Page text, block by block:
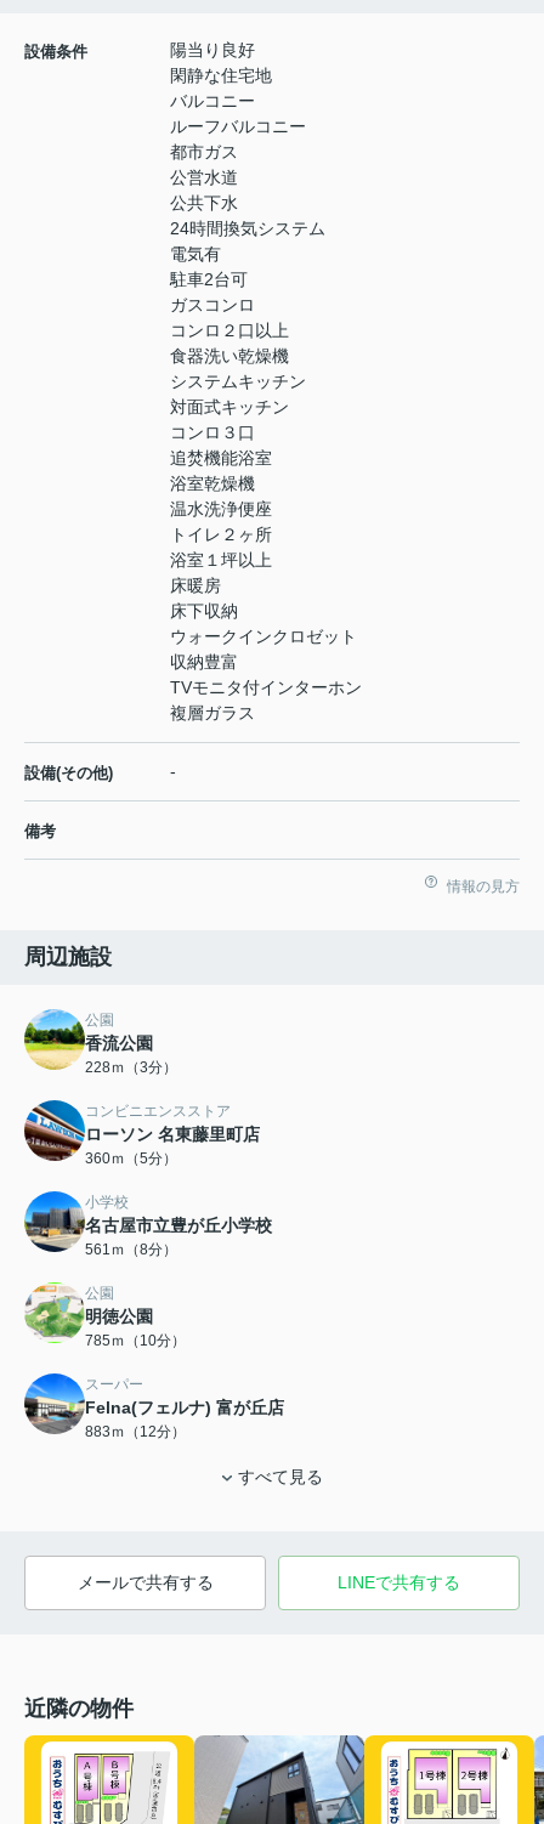
設備条件
陽当り良好
閑静な住宅地
バルコニー
ルーフバルコニー
都市ガス
公営水道
公共下水
24時間換気システム
電気有
駐車2台可
ガスコンロ
コンロ２口以上
食器洗い乾燥機
システムキッチン
対面式キッチン
コンロ３口
追焚機能浴室
浴室乾燥機
温水洗浄便座
トイレ２ヶ所
浴室１坪以上
床暖房
床下収納
ウォークインクロゼット
収納豊富
TVモニタ付インターホン
複層ガラス
設備(その他) -
備考
情報の見方
周辺施設
公園
香流公園
228ｍ（3分）
コンビニエンスストア
ローソン 名東藤里町店
360ｍ（5分）
小学校
名古屋市立豊が丘小学校
561ｍ（8分）
公園
明徳公園
785ｍ（10分）
スーパー
Felna(フェルナ) 富が丘店
883ｍ（12分）
すべて見る
メールで共有する LINEで共有する
近隣の物件